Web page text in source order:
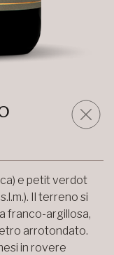
e petit verdot
Il terreno si
franco-argillosa,
arrotondato.
in rovere